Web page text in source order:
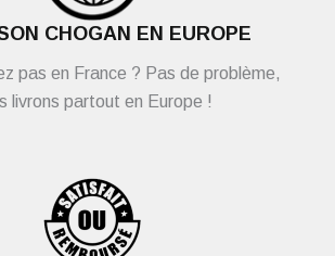
CHOGAN EN EUROPE
pas en France ? Pas de problème,
livrons partout en Europe !